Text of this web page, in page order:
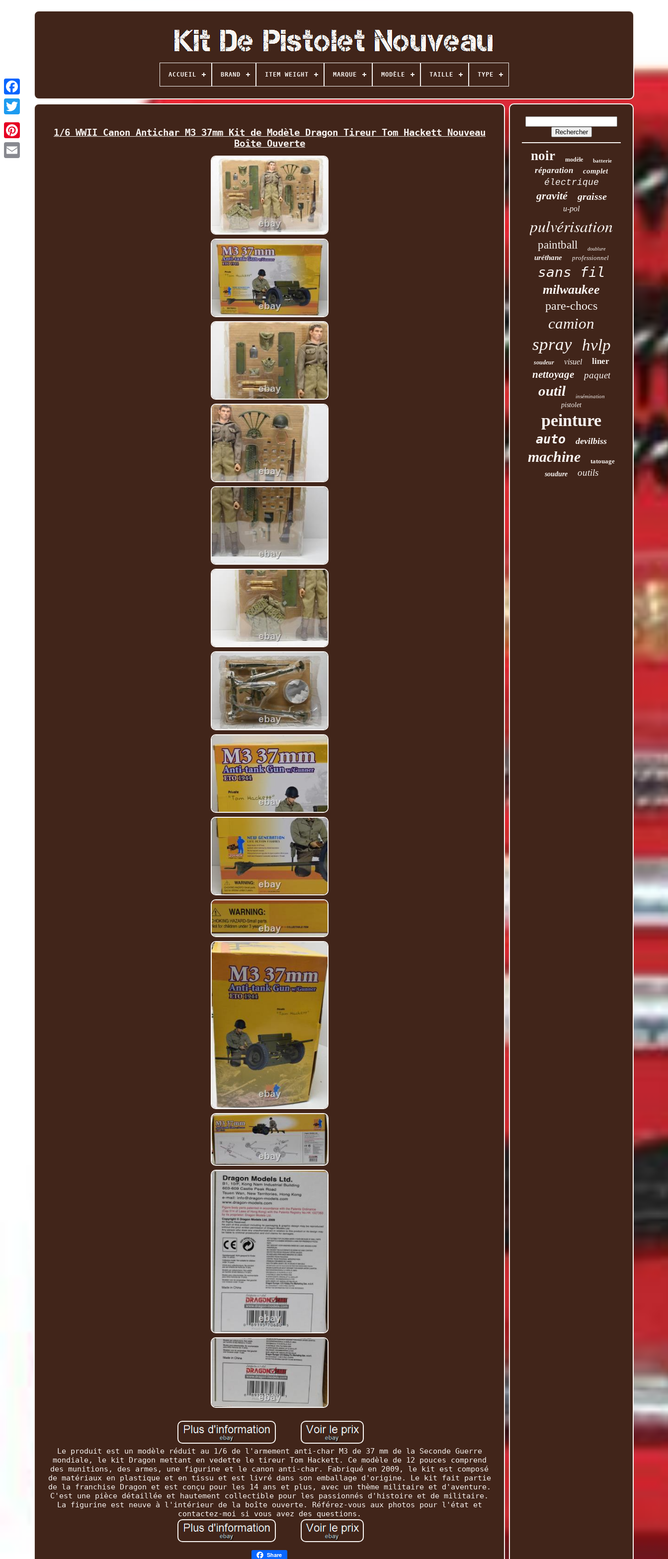
Facebook
Twitter
ACCUEIL BRAND ITEM WEIGHT MARQUE MODÈLE TAILLE TYPE
1/6 WWII Canon Antichar M3 37mm Kit de Modèle Dragon Tireur Tom Hackett Nouveau
Boîte Ouverte
Le produit est un modèle réduit au 1/6 de l'armement anti-char M3 de 37 mm de la Seconde Guerre
mondiale, le kit Dragon mettant en vedette le tireur Tom Hackett. Ce modèle de 12 pouces comprend
des munitions, des armes, une figurine et le canon anti-char. Fabriqué en 2009, le kit est composé
de matériaux en plastique et en tissu et est livré dans son emballage d'origine. Le kit fait partie
de la franchise Dragon et est conçu pour les 14 ans et plus, avec un thème militaire et d'aventure.
C'est une pièce détaillée et hautement collectible pour les passionnés d'histoire et de militaire.
La figurine est neuve à l'intérieur de la boîte ouverte. Référez-vous aux photos pour l'état et
contactez-moi si vous avez des questions.
Share
noir modèle batterie
réparation complet
électrique
gravité graisse
u-pol
pulvérisation
paintball doublure
uréthane professionnel
sans fil
milwaukee
pare-chocs
camion
spray hvlp
soudeur visuel liner
nettoyage paquet
outil insémination
pistolet
peinture
auto devilbiss
machine
tatouage
soudure
outils